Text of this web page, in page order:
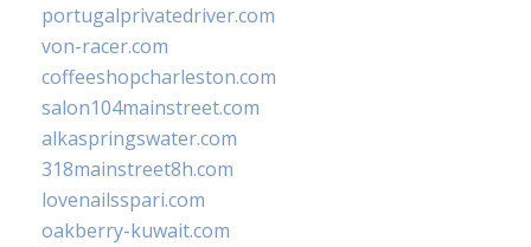
portugalprivatedriver.com
von-racer.com
coffeeshopcharleston.com
salon104mainstreet.com
alkaspringswater.com
318mainstreet8h.com
lovenailsspari.com
oakberry-kuwait.com